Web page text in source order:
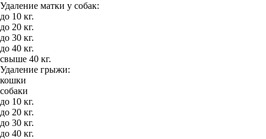
Удаление матки у собак:
до 10 кг.
до 20 кг.
до 30 кг.
до 40 кг.
свыше 40 кг.
Удаление грыжи:
кошки
собаки
до 10 кг.
до 20 кг.
до 30 кг.
до 40 кг.